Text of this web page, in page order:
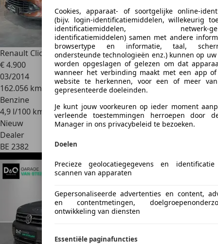
Cookies, apparaat- of soortgelijke online-
(bijv. login-identificatiemiddelen, willekeurig
identificatiemiddelen, netwerk-
identificatiemiddelen) samen met andere
browsertype en informatie, taal,
ondersteunde technologieën enz.) kunnen op
worden opgeslagen of gelezen om dat
wanneer het verbinding maakt met een app
website te herkennen, voor een of meer
gepresenteerde doeleinden.
Je kunt jouw voorkeuren op ieder moment
verleende toestemmingen herroepen door
Manager in ons privacybeleid te bezoeken.
Doelen
Precieze geolocatiegegevens en
scannen van apparaten
Gepersonaliseerde advertenties en content,
en contentmetingen,
ontwikkeling van diensten
Essentiële paginafuncties
Renault Clio
0.9 | Navi | Radio | Cruise | ...
€ 4.900
03/2014
162.056 km
Benzine
4,9 l/100 km (comb.)
Nieuw
Dealer
BE 2382